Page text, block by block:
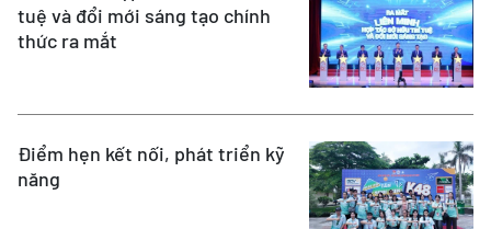
tuệ và đổi mới sáng tạo chính
thức ra mắt
Ðiểm hẹn kết nối, phát triển kỹ
năng